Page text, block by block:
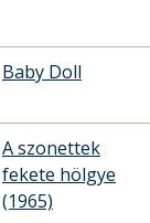
Baby Doll
A szonettek
fekete hölgye
(1965)